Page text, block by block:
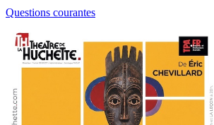
Questions courantes